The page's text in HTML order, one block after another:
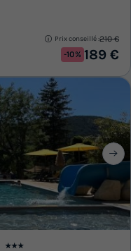
Prix conseillé :210 €
-10% 189 €
★★★